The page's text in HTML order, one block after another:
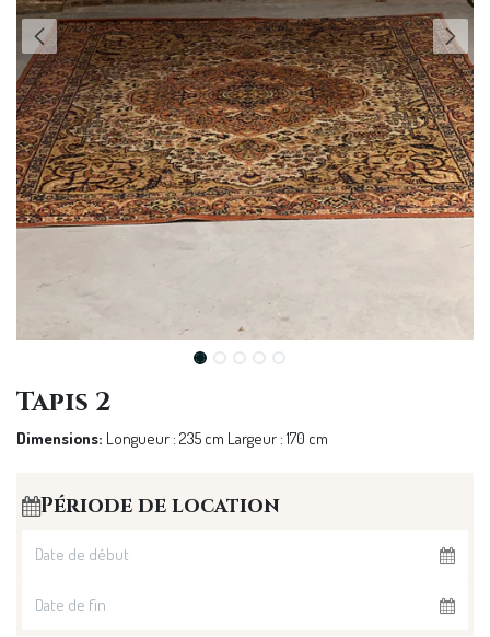
Tapis 2
Dimensions: Longueur : 235 cm Largeur : 170 cm
Période de location